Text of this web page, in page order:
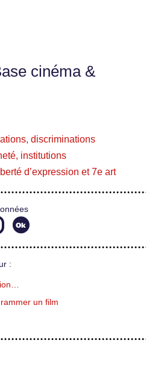
cinéma &
discriminations
institutions
d’expression et 7e art
:
un film